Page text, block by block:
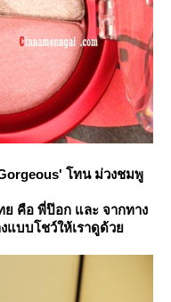
โทน ม่วงชมพู
คือ พี่ป๊อก และ จากทาง
แบบโชว์ให้เราดูด้ว